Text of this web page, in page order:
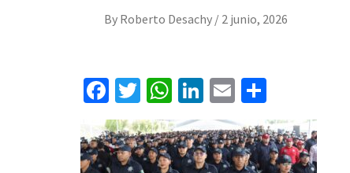
By Roberto Desachy / 2 junio, 2026
Facebook
Twitter
WhatsApp
LinkedIn
Email